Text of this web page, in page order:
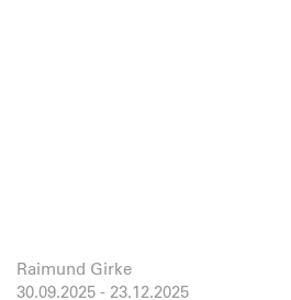
Raimund Girke
30.09.2025 - 23.12.2025